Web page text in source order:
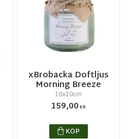
xBrobacka Doftljus
Morning Breeze
10x10cm
159,00KR
KÖP